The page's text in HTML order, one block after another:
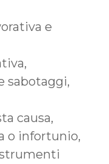
e
sabotaggi,
causa,
o infortunio,